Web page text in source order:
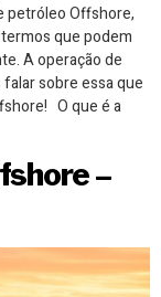
petróleo Offshore,
que podem
A operação de
sobre essa que
O que é a
–